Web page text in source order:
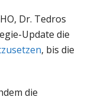
Dr. Tedros
Update die
, bis die
die